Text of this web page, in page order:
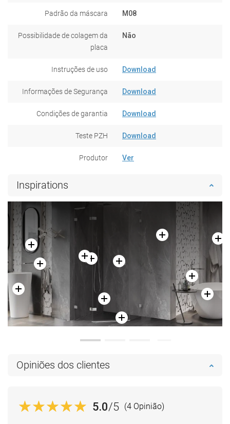
Padrão da máscara M08
Possibilidade de colagem da
placa
Não
Instruções de uso Download
Informações de Segurança Download
Condições de garantia Download
Teste PZH Download
Produtor Ver
Inspirations
Opiniões dos clientes
5.0/5 (4 Opinião)